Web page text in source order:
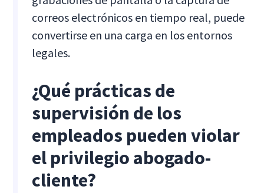
correos electrónicos en tiempo real, puede
convertirse en una carga en los entornos
legales.
¿Qué prácticas de
supervisión de los
empleados pueden violar
el privilegio abogado-
cliente?